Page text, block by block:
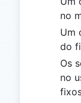
no
Um
do
Os
no